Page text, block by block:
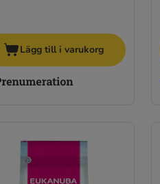
Lägg till i varukorg